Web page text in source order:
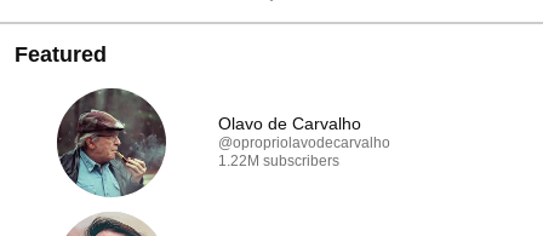
Featured
Olavo de Carvalho
@opropriolavodecarvalho
1.22M subscribers